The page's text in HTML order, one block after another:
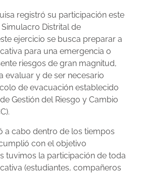
registró su participación este
Distrital de
ejercicio se busca preparar a
para una emergencia o
riesgos de gran magnitud,
evaluar y de ser necesario
de evacuación establecido
Gestión del Riesgo y Cambio
a cabo dentro de los tiempos
con el objetivo
tuvimos la participación de toda
(estudiantes, compañeros